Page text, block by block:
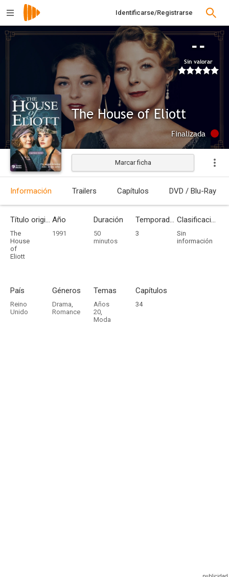
Identificarse/Registrarse
--
Sin valorar
The House of Eliott
Finalizada
Marcar ficha
Información Trailers Capítulos DVD / Blu-Ray
Título original
The
House
of
Eliott
Año
1991
Duración
50
minutos
Temporadas
3
Clasificación por edades
Sin
información
País
Reino
Unido
Géneros
Drama,
Romance
Temas
Años
20,
Moda
Capítulos
34